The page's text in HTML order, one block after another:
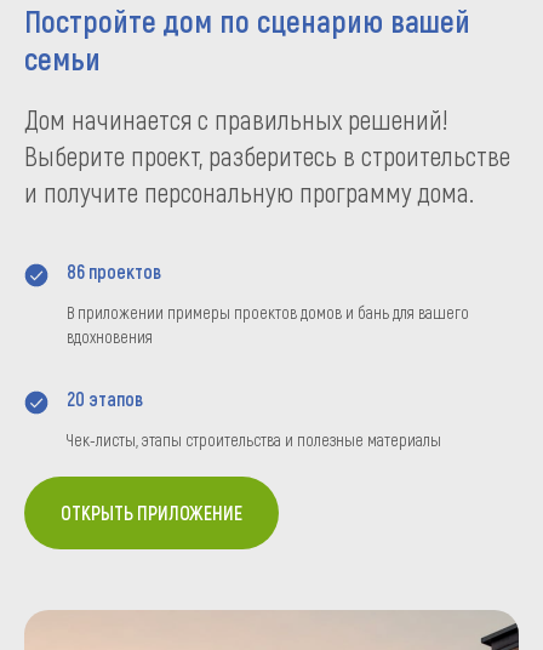
Постройте дом по сценарию вашей
семьи
Дом начинается с правильных решений!
Выберите проект, разберитесь в строительстве
и получите персональную программу дома.
86 проектов
В приложении примеры проектов домов и бань для вашего
вдохновения
20 этапов
Чек-листы, этапы строительства и полезные материалы
ОТКРЫТЬ ПРИЛОЖЕНИЕ